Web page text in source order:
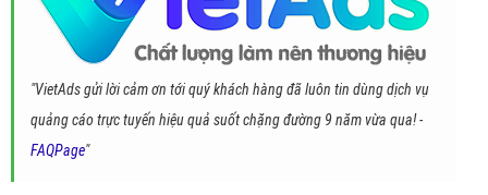
"VietAds gửi lời cảm ơn tới quý khách hàng đã luôn tin dùng dịch vụ
quảng cáo trực tuyến hiệu quả suốt chặng đường 9 năm vừa qua! -
FAQPage"